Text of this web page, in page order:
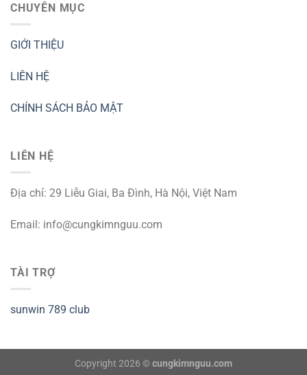
CHUYÊN MỤC
GIỚI THIỆU
LIÊN HỆ
CHÍNH SÁCH BẢO MẬT
LIÊN HỆ
Địa chỉ: 29 Liễu Giai, Ba Đình, Hà Nội, Việt Nam
Email: info@cungkimnguu.com
TÀI TRỢ
sunwin 789 club
Copyright 2026 © cungkimnguu.com